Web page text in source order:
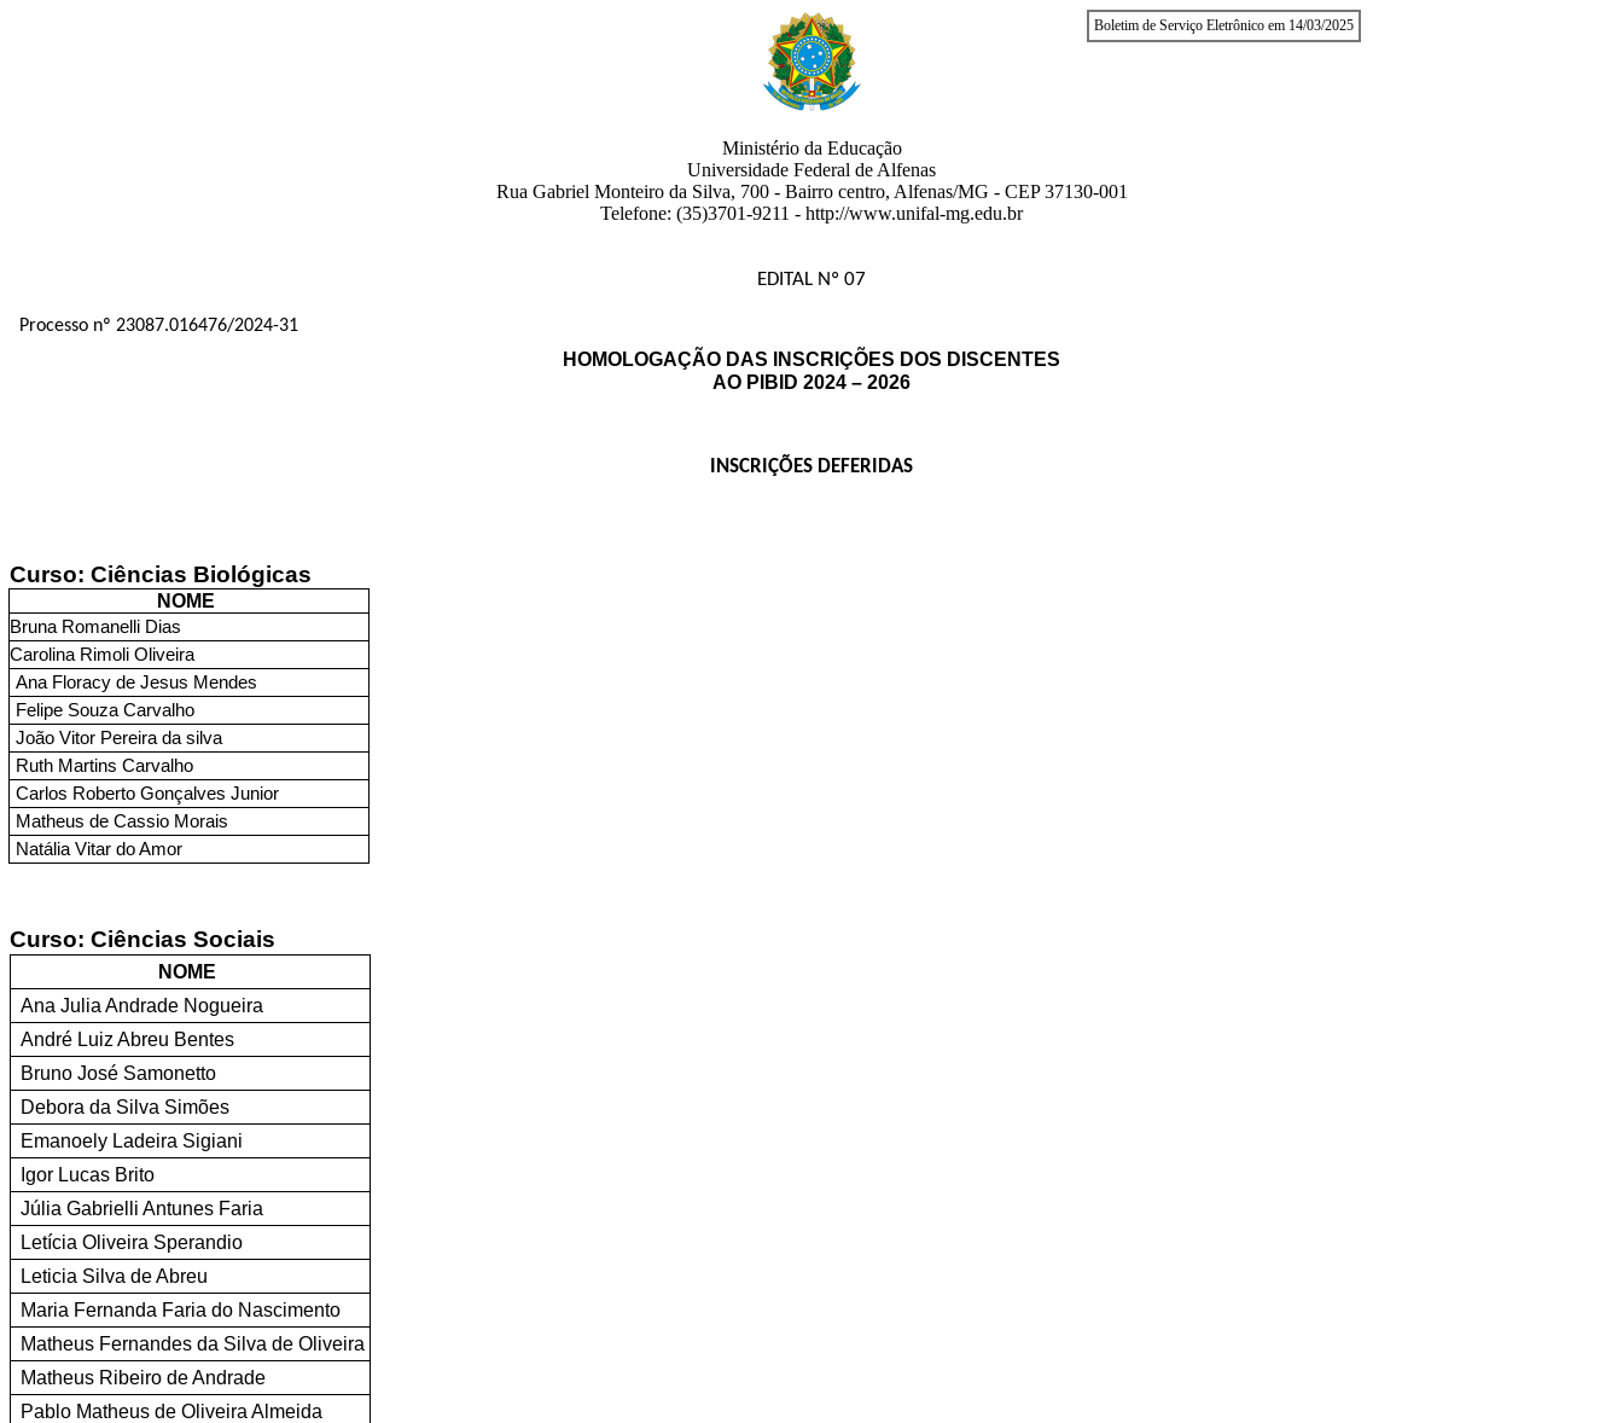
Boletim de Serviço Eletrônico em 14/03/2025
Ministério da Educação
Universidade Federal de Alfenas
Rua Gabriel Monteiro da Silva, 700 - Bairro centro, Alfenas/MG - CEP 37130-001
Telefone: (35)3701-9211 - http://www.unifal-mg.edu.br
EDITAL Nº 07
Processo nº 23087.016476/2024-31
HOMOLOGAÇÃO DAS INSCRIÇÕES DOS DISCENTES
AO PIBID 2024 – 2026
INSCRIÇÕES DEFERIDAS
Curso: Ciências Biológicas
NOME
Bruna Romanelli Dias
Carolina Rimoli Oliveira
Ana Floracy de Jesus Mendes
Felipe Souza Carvalho
João Vitor Pereira da silva
Ruth Martins Carvalho
Carlos Roberto Gonçalves Junior
Matheus de Cassio Morais
Natália Vitar do Amor
Curso: Ciências Sociais
NOME
Ana Julia Andrade Nogueira
André Luiz Abreu Bentes
Bruno José Samonetto
Debora da Silva Simões
Emanoely Ladeira Sigiani
Igor Lucas Brito
Júlia Gabrielli Antunes Faria
Letícia Oliveira Sperandio
Leticia Silva de Abreu
Maria Fernanda Faria do Nascimento
Matheus Fernandes da Silva de Oliveira
Matheus Ribeiro de Andrade
Pablo Matheus de Oliveira Almeida